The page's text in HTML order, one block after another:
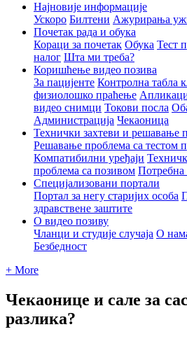
Најновије информације
Ускоро Билтени Ажурирања
Почетак рада и обука
Кораци за почетак Обука Тест
налог Шта ми треба?
Коришћење видео позива
За пацијенте Контролна табла
физиолошко праћење
видео снимци Токови посла
Администрација Чекаоница
Технички захтеви и решавање
Решавање проблема са тестом
Компатибилни уређаји
проблема са позивом Потребна
Специјализовани портали
Портал за негу старијих особа
здравствене заштите
О видео позиву
Чланци и студије случаја О
Безбедност
+ More
Чекаонице и сале за
разлика?